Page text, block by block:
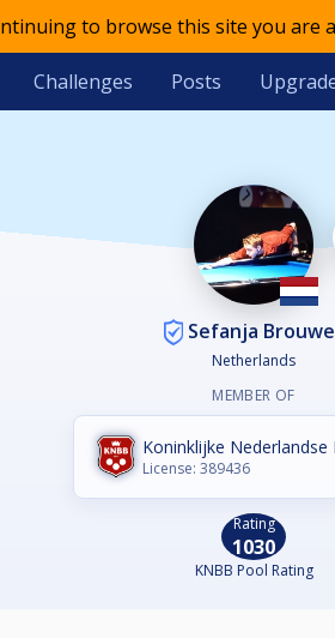
to browse this site you are
Challenges Posts
Sefanja
Netherlands
MEMBER OF
Koninklijke
License: 389436
Rating
1030
KNBB Pool Rating